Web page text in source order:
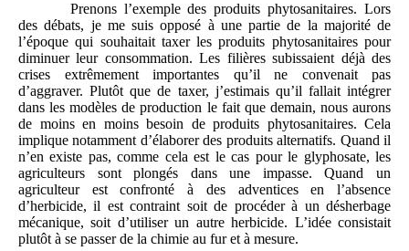
Prenons l’exemple des produits phytosanitaires. Lors
des débats, je me suis opposé à une partie de la majorité de
l’époque qui souhaitait taxer les produits phytosanitaires pour
diminuer leur consommation. Les filières subissaient déjà des
crises extrêmement importantes qu’il ne convenait pas
d’aggraver. Plutôt que de taxer, j’estimais qu’il fallait intégrer
dans les modèles de production le fait que demain, nous aurons
de moins en moins besoin de produits phytosanitaires. Cela
implique notamment d’élaborer des produits alternatifs. Quand il
n’en existe pas, comme cela est le cas pour le glyphosate, les
agriculteurs sont plongés dans une impasse. Quand un
agriculteur est confronté à des adventices en l’absence
d’herbicide, il est contraint soit de procéder à un désherbage
mécanique, soit d’utiliser un autre herbicide. L’idée consistait
plutôt à se passer de la chimie au fur et à mesure.